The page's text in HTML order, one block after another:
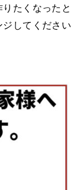
たくなったと
してください